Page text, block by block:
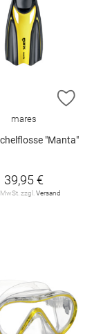
HINZUFÜGEN
ZUR
mares
"Manta"
39,95 €
zzgl. Versand